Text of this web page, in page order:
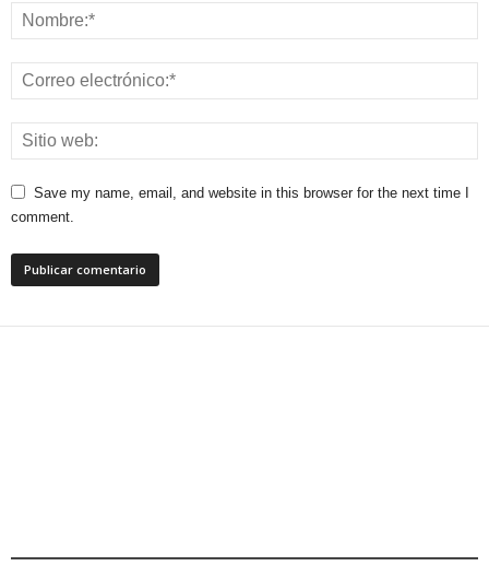
Save my name, email, and website in this browser for the next time I
comment.